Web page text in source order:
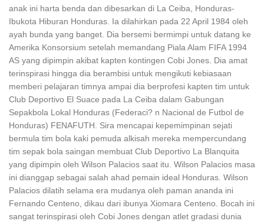
anak ini harta benda dan dibesarkan di La Ceiba, Honduras-
Ibukota Hiburan Honduras. Ia dilahirkan pada 22 April 1984 oleh
ayah bunda yang banget. Dia bersemi bermimpi untuk datang ke
Amerika Konsorsium setelah memandang Piala Alam FIFA 1994
AS yang dipimpin akibat kapten kontingen Cobi Jones. Dia amat
terinspirasi hingga dia berambisi untuk mengikuti kebiasaan
memberi pelajaran timnya ampai dia berprofesi kapten tim untuk
Club Deportivo El Suace pada La Ceiba dalam Gabungan
Sepakbola Lokal Honduras (Federaci? n Nacional de Futbol de
Honduras) FENAFUTH. Sira mencapai kepemimpinan sejati
bermula tim bola kaki pemuda alkisah mereka mempercundang
tim sepak bola saingan membuat Club Deportivo La Blanquita
yang dipimpin oleh Wilson Palacios saat itu. Wilson Palacios masa
ini dianggap sebagai salah ahad pemain ideal Honduras. Wilson
Palacios dilatih selama era mudanya oleh paman ananda ini
Fernando Centeno, dikau dari ibunya Xiomara Centeno. Bocah ini
sangat terinspirasi oleh Cobi Jones dengan atlet gradasi dunia